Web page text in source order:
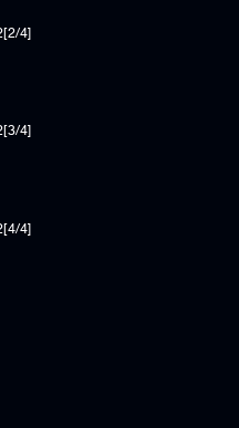
4]
4]
4]